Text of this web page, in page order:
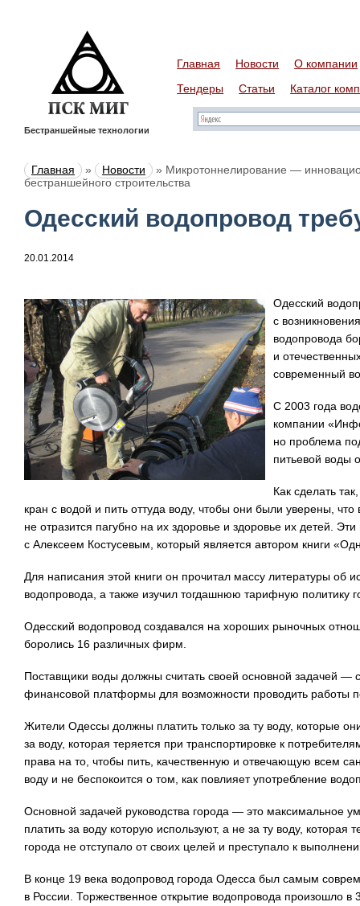
Бестраншейные технологии
Главная Новости
О компании
Тендеры
Статьи Каталог
Главная » Новости » Микротоннелирование —
бестраншейного строительства
Одесский водопровод
20.01.2014
Одесский
с
водопровода
и
современный
С 2003 года
компании
но проблема
питьевой воды
Как сделать
кран с водой и пить оттуда воду, чтобы они были уверены,
не отразится пагубно на их здоровье и здоровье их детей.
с Алексеем Костусевым, который является автором книги
Для написания этой книги он прочитал массу литературы об
водопровода, а также изучил тогдашнюю тарифную политику
Одесский водопровод создавался на хороших рыночных
боролись 16 различных фирм.
Поставщики воды должны считать своей основной задачей —
финансовой платформы для возможности проводить работы
Жители Одессы должны платить только за ту воду, которые
за воду, которая теряется при транспортировке к
права на то, чтобы пить, качественную и отвечающую всем
воду и не беспокоится о том, как повлияет употребление
Основной задачей руководства города — это максимальное
платить за воду которую используют, а не за ту воду, которая
города не отступало от своих целей и преступало к
В конце 19 века водопровод города Одесса был самым
в России. Торжественное открытие водопровода произошло в